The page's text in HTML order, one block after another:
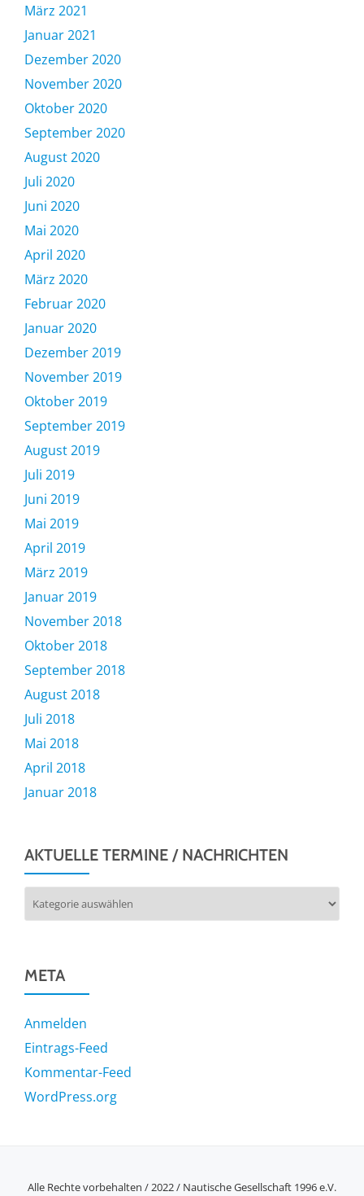
März 2021
Januar 2021
Dezember 2020
November 2020
Oktober 2020
September 2020
August 2020
Juli 2020
Juni 2020
Mai 2020
April 2020
März 2020
Februar 2020
Januar 2020
Dezember 2019
November 2019
Oktober 2019
September 2019
August 2019
Juli 2019
Juni 2019
Mai 2019
April 2019
März 2019
Januar 2019
November 2018
Oktober 2018
September 2018
August 2018
Juli 2018
Mai 2018
April 2018
Januar 2018
AKTUELLE TERMINE / NACHRICHTEN
Termine
META
Anmelden
Eintrags-Feed
Kommentar-Feed
WordPress.org
Alle Rechte vorbehalten / 2022 / Nautische Gesellschaft 1996 e.V.